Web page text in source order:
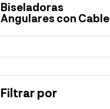
Biseladoras
Angulares con Cable
Filtrar por